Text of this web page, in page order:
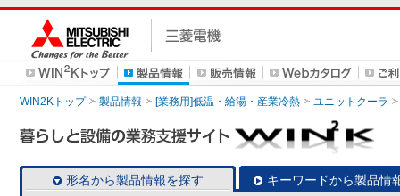
WIN2Kトップ 製品情報 [業務用]低温・給湯・産業冷熱 ユニットクーラ
形名から製品情報を探す キーワードから製品情